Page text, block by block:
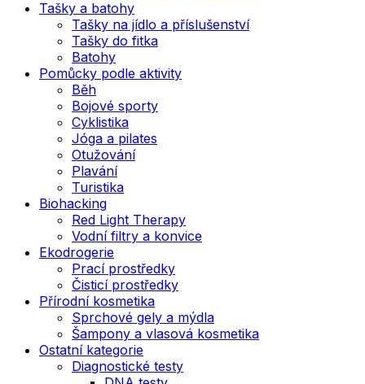
Tašky a batohy
Tašky na jídlo a příslušenství
Tašky do fitka
Batohy
Pomůcky podle aktivity
Běh
Bojové sporty
Cyklistika
Jóga a pilates
Otužování
Plavání
Turistika
Biohacking
Red Light Therapy
Vodní filtry a konvice
Ekodrogerie
Prací prostředky
Čisticí prostředky
Přírodní kosmetika
Sprchové gely a mýdla
Šampony a vlasová kosmetika
Ostatní kategorie
Diagnostické testy